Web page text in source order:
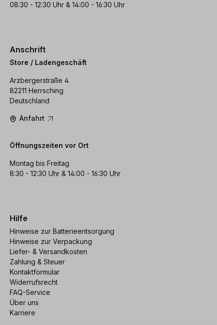
08:30 - 12:30 Uhr & 14:00 - 16:30 Uhr
Anschrift
Store / Ladengeschäft
Arzbergerstraße 4
82211 Herrsching
Deutschland
Anfahrt
Öffnungszeiten vor Ort
Montag bis Freitag
8:30 - 12:30 Uhr & 14:00 - 16:30 Uhr
Hilfe
Hinweise zur Batterieentsorgung
Hinweise zur Verpackung
Liefer- & Versandkosten
Zahlung & Steuer
Kontaktformular
Widerrufsrecht
FAQ-Service
Über uns
Karriere